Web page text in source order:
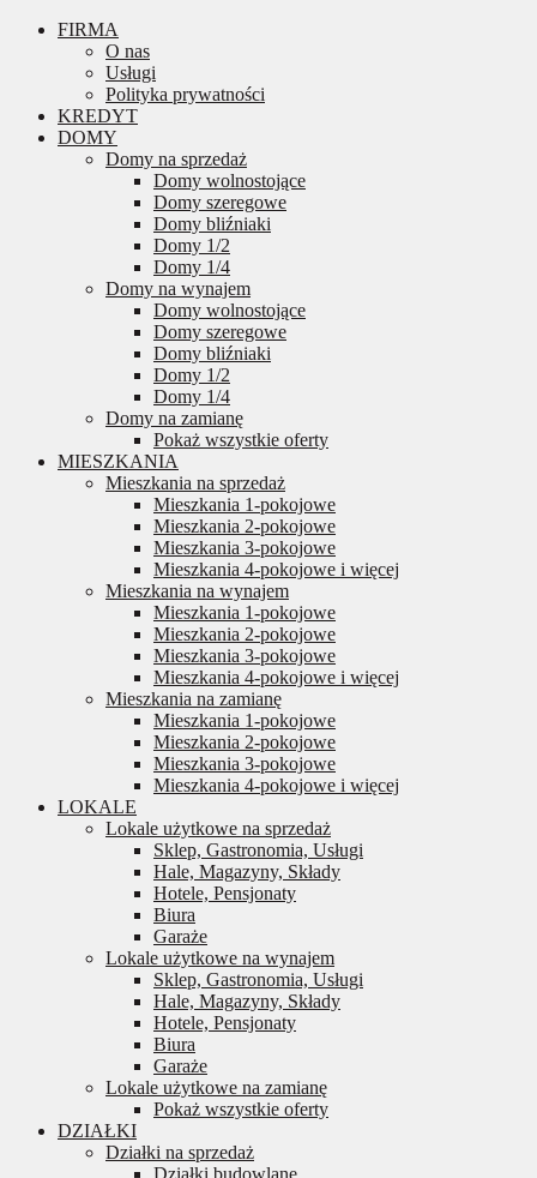
FIRMA
O nas
Usługi
Polityka prywatności
KREDYT
DOMY
Domy na sprzedaż
Domy wolnostojące
Domy szeregowe
Domy bliźniaki
Domy 1/2
Domy 1/4
Domy na wynajem
Domy wolnostojące
Domy szeregowe
Domy bliźniaki
Domy 1/2
Domy 1/4
Domy na zamianę
Pokaż wszystkie oferty
MIESZKANIA
Mieszkania na sprzedaż
Mieszkania 1-pokojowe
Mieszkania 2-pokojowe
Mieszkania 3-pokojowe
Mieszkania 4-pokojowe i więcej
Mieszkania na wynajem
Mieszkania 1-pokojowe
Mieszkania 2-pokojowe
Mieszkania 3-pokojowe
Mieszkania 4-pokojowe i więcej
Mieszkania na zamianę
Mieszkania 1-pokojowe
Mieszkania 2-pokojowe
Mieszkania 3-pokojowe
Mieszkania 4-pokojowe i więcej
LOKALE
Lokale użytkowe na sprzedaż
Sklep, Gastronomia, Usługi
Hale, Magazyny, Składy
Hotele, Pensjonaty
Biura
Garaże
Lokale użytkowe na wynajem
Sklep, Gastronomia, Usługi
Hale, Magazyny, Składy
Hotele, Pensjonaty
Biura
Garaże
Lokale użytkowe na zamianę
Pokaż wszystkie oferty
DZIAŁKI
Działki na sprzedaż
Działki budowlane